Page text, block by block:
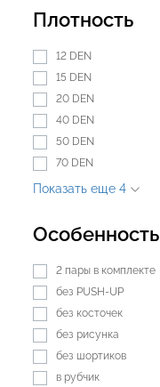
Плотность
12 DEN
15 DEN
20 DEN
40 DEN
50 DEN
70 DEN
Показать еще 4
Особенность
2 пары в комплекте
без PUSH-UP
без косточек
без рисунка
без шортиков
в рубчик